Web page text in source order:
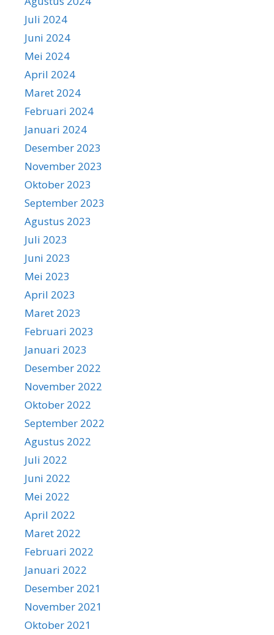
Juli 2024
Juni 2024
Mei 2024
April 2024
Maret 2024
Februari 2024
Januari 2024
Desember 2023
November 2023
Oktober 2023
September 2023
Agustus 2023
Juli 2023
Juni 2023
Mei 2023
April 2023
Maret 2023
Februari 2023
Januari 2023
Desember 2022
November 2022
Oktober 2022
September 2022
Agustus 2022
Juli 2022
Juni 2022
Mei 2022
April 2022
Maret 2022
Februari 2022
Januari 2022
Desember 2021
November 2021
Oktober 2021